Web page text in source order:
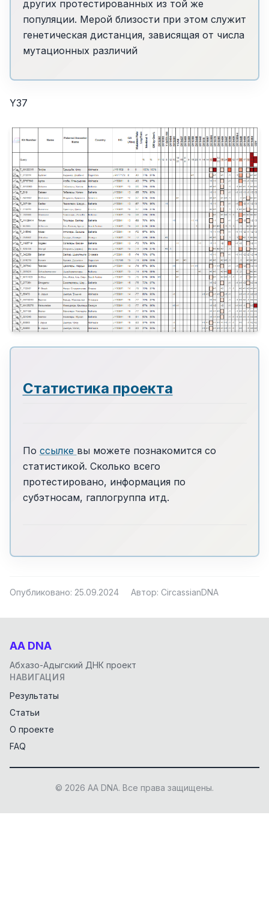
других протестированных из той же
популяции. Мерой близости при этом служит
генетическая дистанция, зависящая от числа
мутационных различий
Y37
Статистика проекта
По ссылке вы можете познакомится со
статистикой. Сколько всего
протестировано, информация по
субэтносам, гаплогруппа итд.
Опубликовано: 25.09.2024 Автор: CircassianDNA
AA DNA
Абхазо-Адыгский ДНК проект
НАВИГАЦИЯ
Результаты
Статьи
О проекте
FAQ
© 2026 AA DNA. Все права защищены.